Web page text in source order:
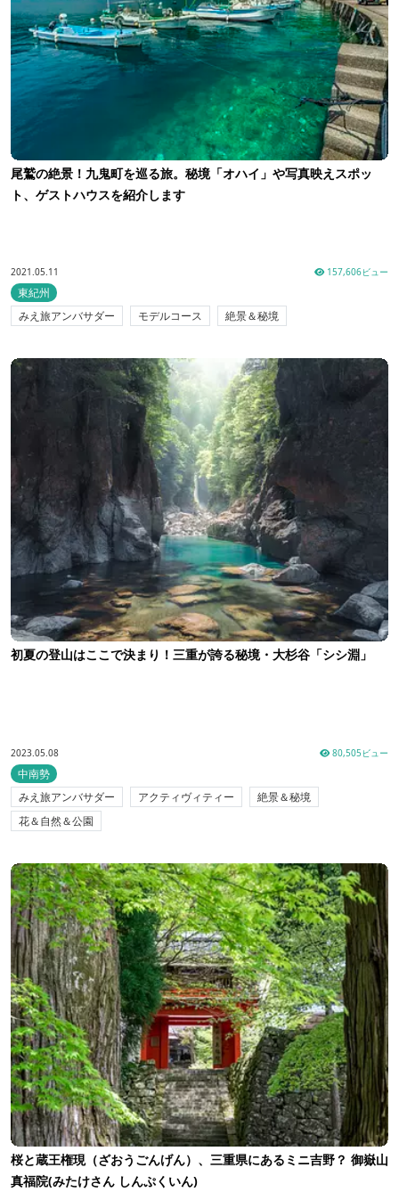
尾鷲の絶景！九鬼町を巡る旅。秘境「オハイ」や写真映えスポッ
ト、ゲストハウスを紹介します
2021.05.11 157,606ビュー
東紀州
みえ旅アンバサダー
モデルコース 絶景＆秘境
初夏の登山はここで決まり！三重が誇る秘境・大杉谷「シシ淵」
2023.05.08 80,505ビュー
中南勢
みえ旅アンバサダー
アクティヴィティー
絶景＆秘境
花＆自然＆公園
桜と蔵王権現（ざおうごんげん）、三重県にあるミニ吉野？ 御嶽山
真福院(みたけさん しんぷくいん)